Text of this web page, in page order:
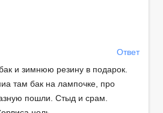
Ответ
и зимнюю резину в подарок.
там бак на лампочке, про
пошли. Стыд и срам.